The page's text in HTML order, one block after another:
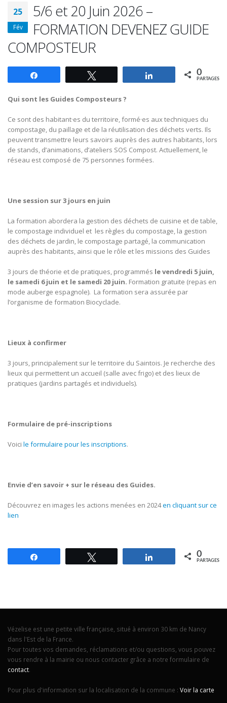
25
Fév
5/6 et 20 Juin 2026 –
FORMATION DEVENEZ GUIDE
COMPOSTEUR
Partagez 0
PARTAGES
Qui sont les Guides Composteurs ?
Ce sont des habitant·es du territoire, formé·es aux techniques du
compostage, du paillage et de la réutilisation des déchets verts. Ils
peuvent transmettre leurs savoirs auprès des autres habitants, lors
de stands, d’animations, d’ateliers SOS Compost. Actuellement, le
réseau est composé de 75 personnes formées.
Une session sur 3 jours en juin
La formation abordera la gestion des déchets de cuisine et de table,
le compostage individuel et les règles du compostage, la gestion
des déchets de jardin, le compostage partagé, la communication
auprès des habitants, ainsi que le rôle et les missions des Guides
3 jours de théorie et de pratiques, programmés le vendredi 5 juin,
le samedi 6 juin et le samedi 20 juin. Formation gratuite (repas en
mode auberge espagnole). La formation sera assurée par
l’organisme de formation Biocyclade.
Lieux à confirmer
3 jours, principalement sur le territoire du Saintois. Je recherche des
lieux qui permettent un accueil (salle avec frigo) et des lieux de
pratiques (jardins partagés et individuels).
Formulaire de pré-inscriptions
Voici le formulaire pour les inscriptions.
Envie d’en savoir + sur le réseau des Guides.
Découvrez en images les actions menées en 2024en cliquant sur ce
lien
Partagez 0
PARTAGES
Vézelise est une petite ville française, situé à environ 30 km de Nancy
dans l'Est de la France.
Pour toutes vos demandes, réclamations et/ou questions, vous pouvez
vous rendre à la mairie ou nous contacter grâce a notre formulaire de
contact
Pour plus d'information sur la localisation de la commune : Voir la carte